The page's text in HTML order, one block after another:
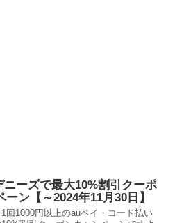
ニーズで最大10%割引クーポ
ーン【～2024年11月30日】
回1000円以上のauペイ・コード払い